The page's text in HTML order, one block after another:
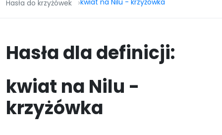
Hasła do krzyżówek kwiat na Nilu - krzyżówka
Hasła dla definicji:
kwiat na Nilu -
krzyżówka